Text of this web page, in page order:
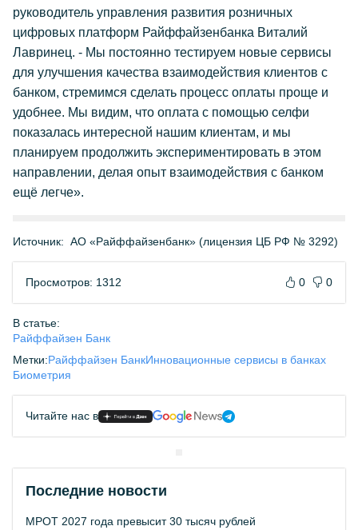
руководитель управления развития розничных
цифровых платформ Райффайзенбанка Виталий
Лавринец. - Мы постоянно тестируем новые сервисы
для улучшения качества взаимодействия клиентов с
банком, стремимся сделать процесс оплаты проще и
удобнее. Мы видим, что оплата с помощью селфи
показалась интересной нашим клиентам, и мы
планируем продолжить экспериментировать в этом
направлении, делая опыт взаимодействия с банком
ещё легче».
Источник: АО «Райффайзенбанк» (лицензия ЦБ РФ № 3292)
Просмотров: 1312 0 0
В статье:
Райффайзен Банк
Метки:Райффайзен БанкИнновационные сервисы в банках
Биометрия
Читайте нас в
Последние новости
МРОТ 2027 года превысит 30 тысяч рублей